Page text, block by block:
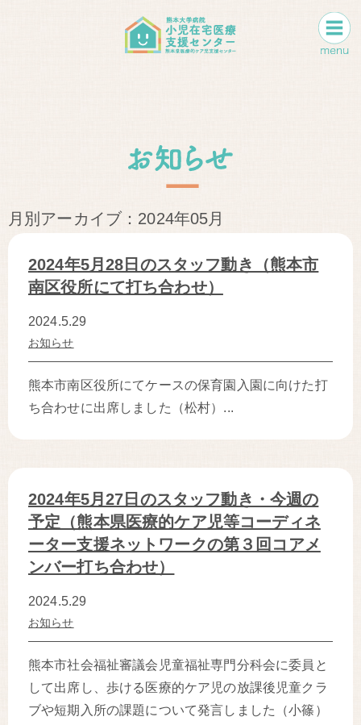
月別アーカイブ：2024年05月
2024年5月28日のスタッフ動き（熊本市
南区役所にて打ち合わせ）
2024.5.29
お知らせ
熊本市南区役所にてケースの保育園入園に向けた打
ち合わせに出席しました（松村）...
2024年5月27日のスタッフ動き・今週の
予定（熊本県医療的ケア児等コーディネ
ーター支援ネットワークの第３回コアメ
ンバー打ち合わせ）
2024.5.29
お知らせ
熊本市社会福祉審議会児童福祉専門分科会に委員と
して出席し、歩ける医療的ケア児の放課後児童クラ
ブや短期入所の課題について発言しました（小篠）